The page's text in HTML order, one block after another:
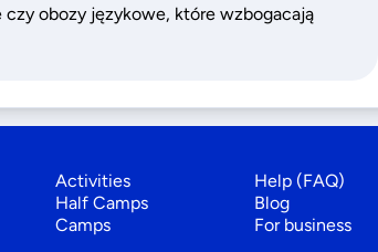
obozy językowe, które wzbogacają
Activities
Half Camps
Camps
Help (FAQ)
Blog
For business